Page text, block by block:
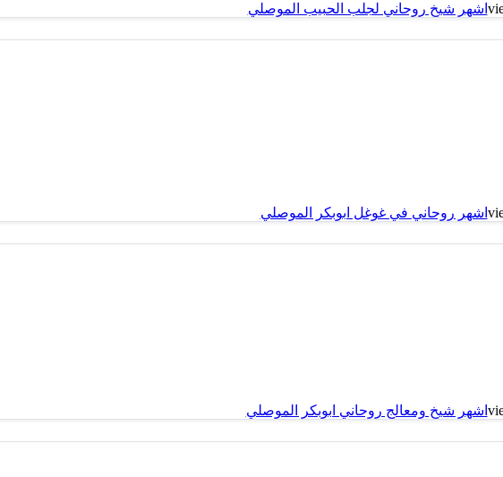
اشهر شيخ روحاني لجلب الحبيب الموصلي
اشهر روحاني في غوغل ابوبكر الموصلي
اشهر شيخ ومعالج روحاني ابوبكر الموصلي